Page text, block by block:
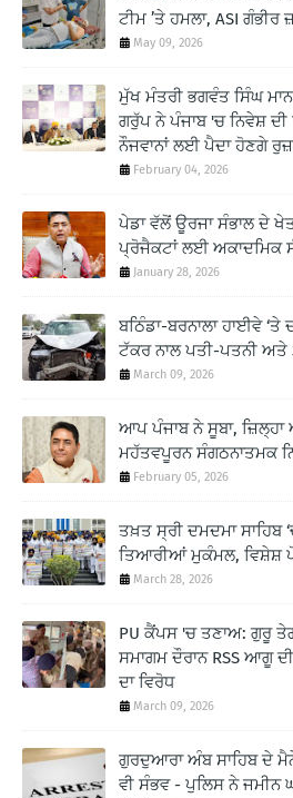
ਟੀਮ ’ਤੇ ਹਮਲਾ, ASI ਗੰਭੀਰ
May 09, 2026
ਮੁੱਖ ਮੰਤਰੀ ਭਗਵੰਤ ਸਿੰਘ
ਗਰੁੱਪ ਨੇ ਪੰਜਾਬ 'ਚ ਨਿਵੇਸ਼
ਨੌਜਵਾਨਾਂ ਲਈ ਪੈਦਾ ਹੋਣਗੇ
February 04, 2026
ਪੇਡਾ ਵੱਲੋਂ ਊਰਜਾ ਸੰਭਾਲ ਦੇ
ਪ੍ਰੋਜੈਕਟਾਂ ਲਈ ਅਕਾਦਮਿਕ
January 28, 2026
ਬਠਿੰਡਾ-ਬਰਨਾਲਾ ਹਾਈਵੇ ‘ਤੇ
ਟੱਕਰ ਨਾਲ ਪਤੀ-ਪਤਨੀ ਅਤੇ
March 09, 2026
ਆਪ ਪੰਜਾਬ ਨੇ ਸੂਬਾ,
ਮਹੱਤਵਪੂਰਨ ਸੰਗਠਨਾਤਮਕ
February 05, 2026
ਤਖ਼ਤ ਸ੍ਰੀ ਦਮਦਮਾ ਸਾਹਿਬ
ਤਿਆਰੀਆਂ ਮੁਕੰਮਲ, ਵਿਸ਼ੇਸ਼
March 28, 2026
PU ਕੈਂਪਸ 'ਚ ਤਣਾਅ: ਗੁਰੂ
ਸਮਾਗਮ ਦੌਰਾਨ RSS ਆਗੂ
ਦਾ ਵਿਰੋਧ
March 09, 2026
ਗੁਰਦੁਆਰਾ ਅੰਬ ਸਾਹਿਬ ਦੇ
ਵੀ ਸੰਭਵ - ਪੁਲਿਸ ਨੇ ਜਮੀਨ